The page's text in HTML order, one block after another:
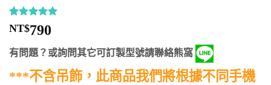
評分5/
5，已有
8
位
分
NT$790
有問題？或詢問其它可訂製型號請聯絡熊窩
***不含吊飾，此商品我們將根據不同手機